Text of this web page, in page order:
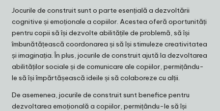
Jocurile de construit sunt o parte esențială a dezvoltării
cognitive și emoționale a copiilor. Acestea oferă oportunități
pentru copii să își dezvolte abilitățile de problemă, să își
îmbunătățească coordonarea și să își stimuleze creativitatea
și imaginația. În plus, jocurile de construit ajută la dezvoltarea
abilităților sociale și de comunicare ale copiilor, permițându-
le să își împărtășească ideile și să colaboreze cu alții.
De asemenea, jocurile de construit sunt benefice pentru
dezvoltarea emoțională a copiilor, permițându-le să își